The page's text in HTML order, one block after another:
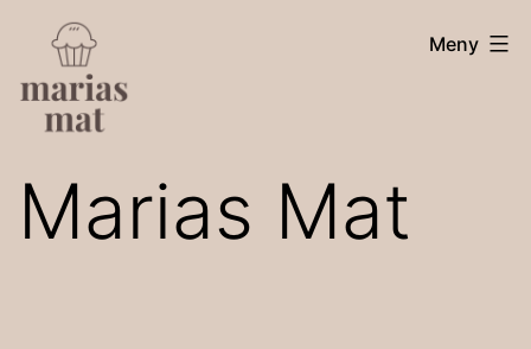
Hoppa
innehåll
Marias
mat
Meny
Marias Mat